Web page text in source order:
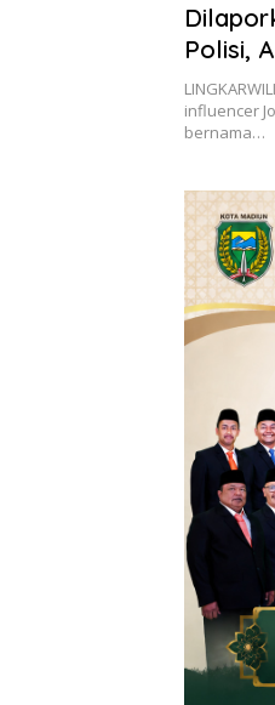
Polisi,
TikTok?
influencer
bernama…